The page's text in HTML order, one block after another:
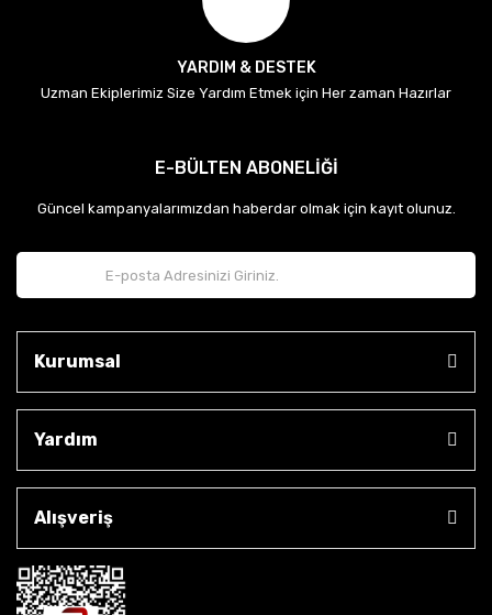
YARDIM & DESTEK
Uzman Ekiplerimiz Size Yardım Etmek için Her zaman Hazırlar
E-BÜLTEN ABONELİĞİ
Güncel kampanyalarımızdan haberdar olmak için kayıt olunuz.
Kurumsal
Yardım
Alışveriş